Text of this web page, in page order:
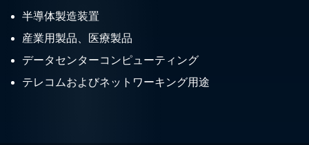
半導体製造装置
産業用製品、医療製品
データセンターコンピューティング
テレコムおよびネットワーキング用途